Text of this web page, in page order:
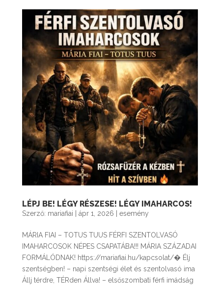
LÉPJ BE! LÉGY RÉSZESE! LÉGY IMAHARCOS!
Szerző: mariafiai | ápr 1, 2026 | esemény
MÁRIA FIAI – TOTUS TUUS FÉRFI SZENTOLVASÓ
IMAHARCOSOK NÉPES CSAPATÁBA!!! MÁRIA SZÁZADAI
FORMÁLÓDNAK! https://mariafiai.hu/kapcsolat/⁠� Élj
szentségben! – napi szentségi élet és szentolvasó ima
Állj térdre, TÉRden Állva! – elsőszombati férfi imádság